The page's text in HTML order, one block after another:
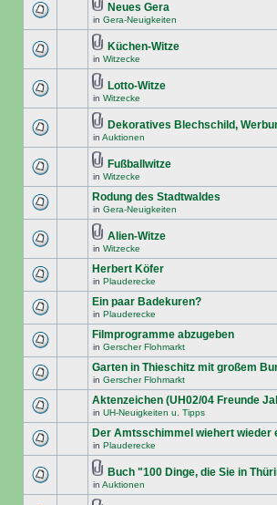
Neues Gera
in Gera-Neuigkeiten
Küchen-Witze
in Witzecke
Lotto-Witze
in Witzecke
Dekoratives Blechschild,
in Auktionen
Fußballwitze
in Witzecke
Rodung des Stadtwaldes
in Gera-Neuigkeiten
Alien-Witze
in Witzecke
Herbert Köfer
in Plauderecke
Ein paar Badekuren?
in Plauderecke
Filmprogramme abzugeben
in Gerscher Flohmarkt
Garten in Thieschitz mit großem
in Gerscher Flohmarkt
Aktenzeichen (UH02/04 Freunde
in UH-Neuigkeiten u. Tipps
Der Amtsschimmel wiehert wieder
in Plauderecke
Buch "100 Dinge, die Sie in
in Auktionen